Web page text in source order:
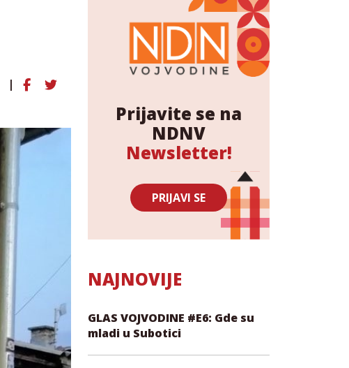
Prijavite se na
NDNV
Newsletter!
PRIJAVI SE
NAJNOVIJE
GLAS VOJVODINE #E6: Gde su
mladi u Subotici